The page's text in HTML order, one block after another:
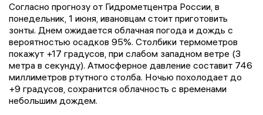
Согласно прогнозу от Гидрометцентра России, в
понедельник, 1 июня, ивановцам стоит приготовить
зонты. Днем ожидается облачная погода и дождь с
вероятностью осадков 95%. Столбики термометров
покажут +17 градусов, при слабом западном ветре (3
метра в секунду). Атмосферное давление составит 746
миллиметров ртутного столба. Ночью похолодает до
+9 градусов, сохранится облачность с временами
небольшим дождем.